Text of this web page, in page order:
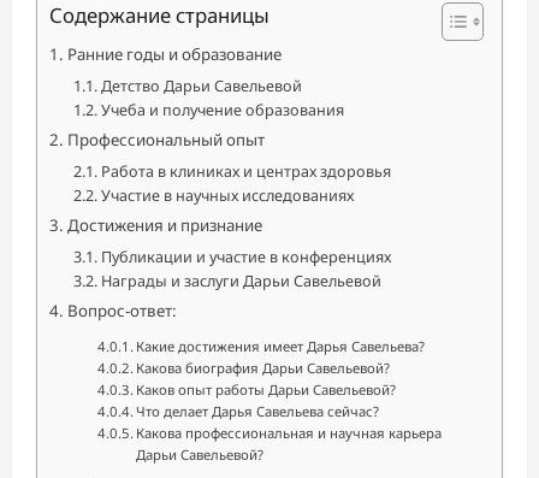
Содержание страницы
Ранние годы и образование
Детство Дарьи Савельевой
Учеба и получение образования
Профессиональный опыт
Работа в клиниках и центрах здоровья
Участие в научных исследованиях
Достижения и признание
Публикации и участие в конференциях
Награды и заслуги Дарьи Савельевой
Вопрос-ответ:
Какие достижения имеет Дарья Савельева?
Какова биография Дарьи Савельевой?
Каков опыт работы Дарьи Савельевой?
Что делает Дарья Савельева сейчас?
Какова профессиональная и научная карьера
Дарьи Савельевой?